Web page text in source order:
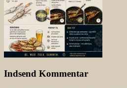
Indsend Kommentar